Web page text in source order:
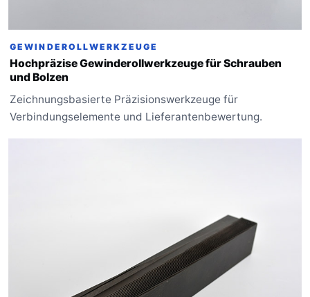
GEWINDEROLLWERKZEUGE
Hochpräzise Gewinderollwerkzeuge für Schrauben
und Bolzen
Zeichnungsbasierte Präzisionswerkzeuge für
Verbindungselemente und Lieferantenbewertung.